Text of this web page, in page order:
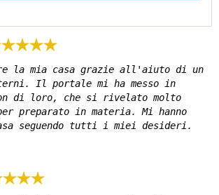
la mia casa grazie all'aiuto di un
Il portale mi ha messo in
di loro, che si rivelato molto
preparato in materia. Mi hanno
seguendo tutti i miei desideri.